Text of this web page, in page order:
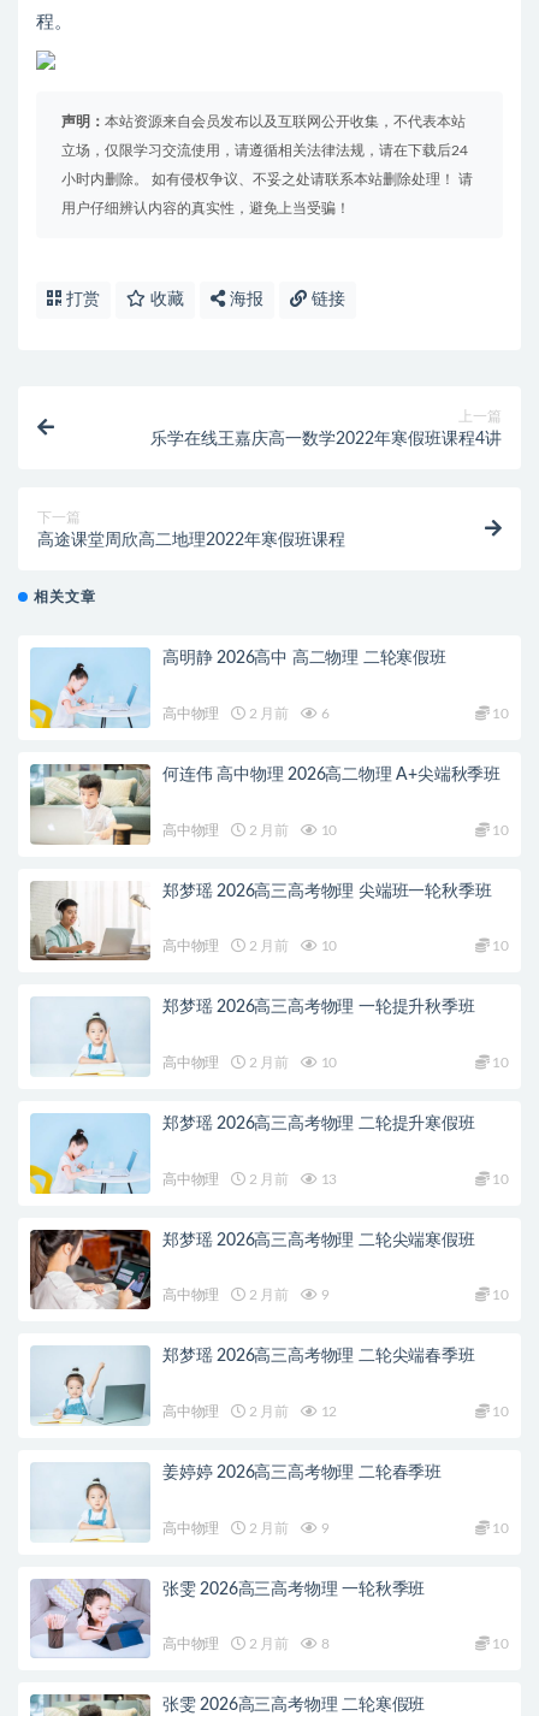
程。
声明： 本站资源来自会员发布以及互联网公开收集，不代表本站
立场，仅限学习交流使用，请遵循相关法律法规，请在下载后24
小时内删除。 如有侵权争议、不妥之处请联系本站删除处理！ 请
用户仔细辨认内容的真实性，避免上当受骗！
打赏 收藏 海报 链接
上一篇
乐学在线王嘉庆高一数学2022年寒假班课程4讲
下一篇
高途课堂周欣高二地理2022年寒假班课程
相关文章
高明静 2026高中 高二物理 二轮寒假班
高中物理 2 月前 6 10
何连伟 高中物理 2026高二物理 A+尖端秋季班
高中物理 2 月前 10 10
郑梦瑶 2026高三高考物理 尖端班一轮秋季班
高中物理 2 月前 10 10
郑梦瑶 2026高三高考物理 一轮提升秋季班
高中物理 2 月前 10 10
郑梦瑶 2026高三高考物理 二轮提升寒假班
高中物理 2 月前 13 10
郑梦瑶 2026高三高考物理 二轮尖端寒假班
高中物理 2 月前 9 10
郑梦瑶 2026高三高考物理 二轮尖端春季班
高中物理 2 月前 12 10
姜婷婷 2026高三高考物理 二轮春季班
高中物理 2 月前 9 10
张雯 2026高三高考物理 一轮秋季班
高中物理 2 月前 8 10
张雯 2026高三高考物理 二轮寒假班